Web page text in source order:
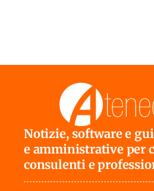
Notizie, software e
e amministrative per
consulenti e